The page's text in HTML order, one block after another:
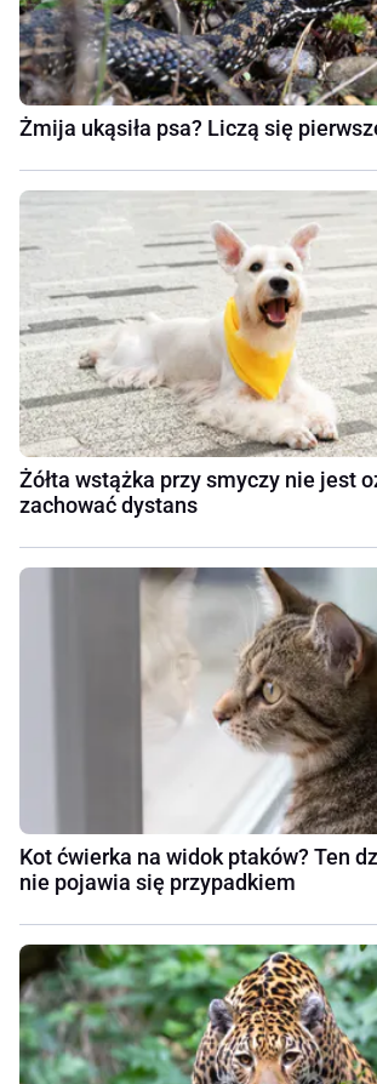
Żmija ukąsiła psa? Liczą się
Żółta wstążka przy smyczy nie jest
zachować dystans
Kot ćwierka na widok ptaków? Ten
nie pojawia się przypadkiem